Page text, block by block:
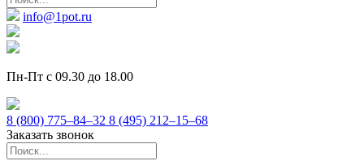
info@1pot.ru
Пн-Пт с 09.30 до 18.00
8 (800) 775–84–32 8 (495) 212–15–68
Заказать звонок